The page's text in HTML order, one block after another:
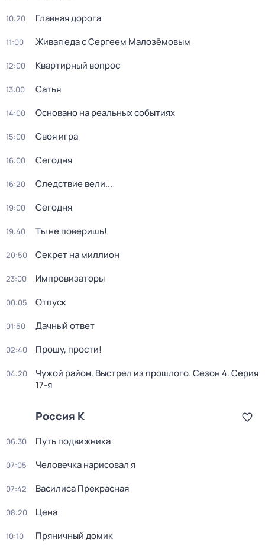
10:20 Главная дорога
11:00 Живая еда с Сергеем Малозёмовым
12:00 Квартирный вопрос
13:00 Сатья
14:00 Основано на реальных событиях
15:00 Своя игра
16:00 Сегодня
16:20 Следствие вели...
19:00 Сегодня
19:40 Ты не поверишь!
20:50 Секрет на миллион
23:00 Импровизаторы
00:05 Отпуск
01:50 Дачный ответ
02:40 Прошу, прости!
04:20 Чужой район. Выстрел из прошлого. Сезон 4. Серия
17-я
Россия К
06:30 Путь подвижника
07:05 Человечка нарисовал я
07:42 Василиса Прекрасная
08:20 Цена
10:10 Пряничный домик